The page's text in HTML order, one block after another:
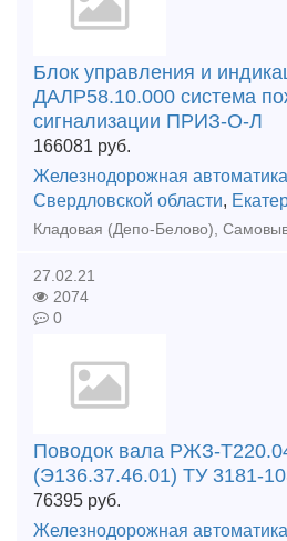
Блок управления и
ДАЛР58.10.000 система
сигнализации ПРИЗ-О-Л
166081 руб.
Железнодорожная
Свердловской области,
27.02.21
2074
0
Поводок вала РЖЗ-
(Э136.37.46.01) ТУ 3181-
76395 руб.
Железнодорожная